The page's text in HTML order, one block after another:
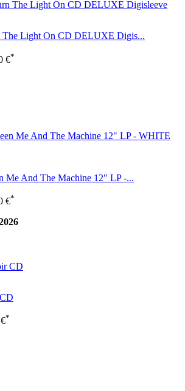
Light On CD DELUXE Digis...
€*
Me And The Machine 12" LP -...
€*
*